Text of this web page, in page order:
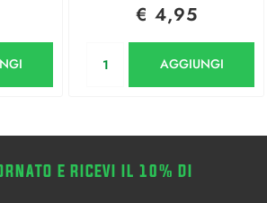
€ 4,95
AGGIUNGI
E RICEVI IL 10% DI